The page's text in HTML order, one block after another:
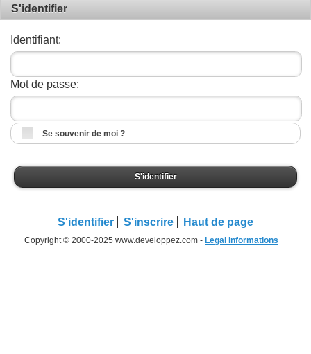
S'identifier
Identifiant:
Mot de passe:
Se souvenir de moi ?
S'identifier
S'identifier S'inscrire Haut de page
Copyright © 2000-2025 www.developpez.com - Legal informations